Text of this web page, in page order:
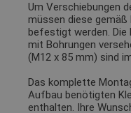
Um Verschiebungen
müssen diese gemäß
befestigt werden. Die
mit Bohrungen
(M12 x 85 mm) sind
Das komplette
Aufbau benötigten
enthalten. Ihre